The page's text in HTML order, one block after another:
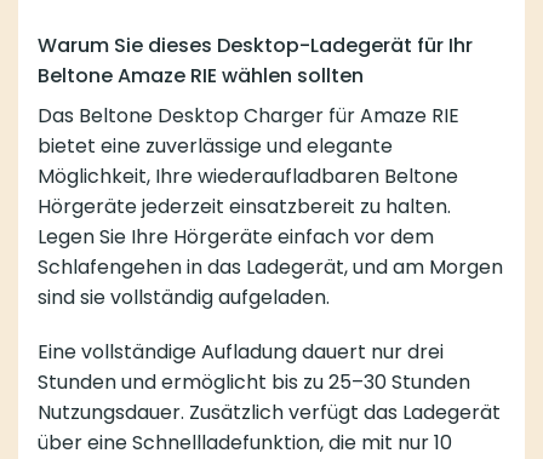
Warum Sie dieses Desktop-Ladegerät für Ihr
Beltone Amaze RIE wählen sollten
Das Beltone Desktop Charger für Amaze RIE
bietet eine zuverlässige und elegante
Möglichkeit, Ihre wiederaufladbaren Beltone
Hörgeräte jederzeit einsatzbereit zu halten.
Legen Sie Ihre Hörgeräte einfach vor dem
Schlafengehen in das Ladegerät, und am Morgen
sind sie vollständig aufgeladen.
Eine vollständige Aufladung dauert nur drei
Stunden und ermöglicht bis zu 25–30 Stunden
Nutzungsdauer. Zusätzlich verfügt das Ladegerät
über eine Schnellladefunktion, die mit nur 10